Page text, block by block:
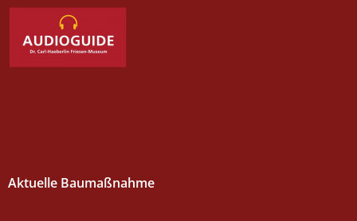
Aktuelle Baumaßnahme